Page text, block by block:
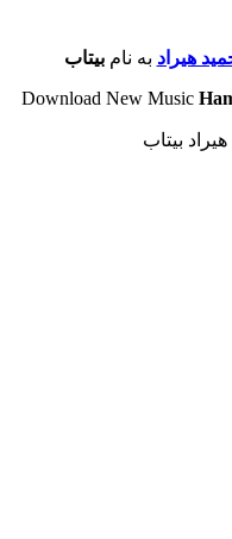
هیراد به نامبیتاب
Download New Music